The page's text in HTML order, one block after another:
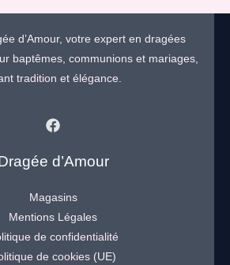
d’Amour, votre expert en dragées
baptêmes, communions et mariages,
tradition et élégance.
d’Amour
Magasins
Mentions Légales
de confidentialité
de cookies (UE)